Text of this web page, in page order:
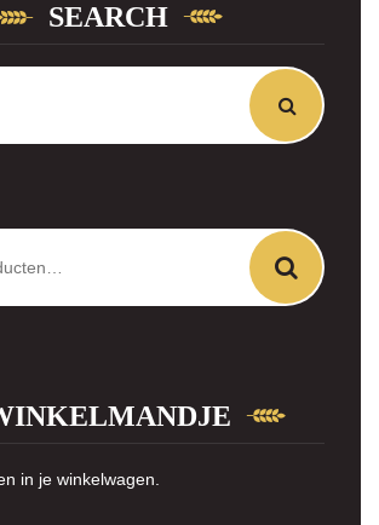
SEARCH
in je winkelwagen.